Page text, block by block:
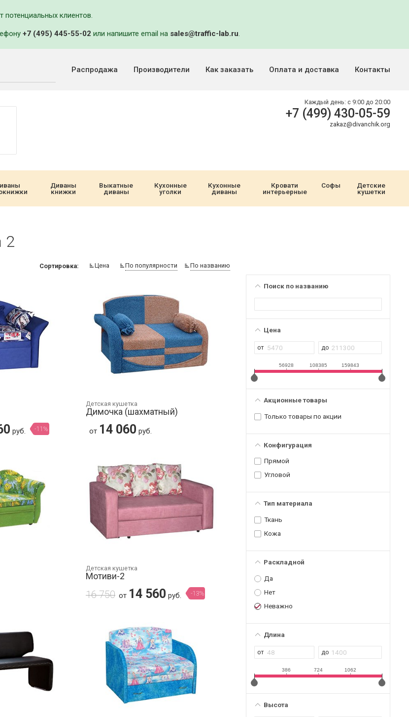
клиентов.
+7 (495) 445-55-02 или напишите email на sales@traffic-lab.ru.
Распродажа Производители Как заказать Оплата и доставка Контакты
Каждый день: с 9:00 до 20:00
+7 (499) 430-05-59
zakaz@divanchik.org
Диваны
книжки
Выкатные
диваны
Кухонные
уголки
Кухонные
диваны
Кровати
интерьерные
Софы
Детские
кушетки
2
Поиск по названию
Цена
56928 108385 159843
Акционные товары
Только товары по акции
Конфигурация
Прямой
Угловой
Тип материала
Ткань
Кожа
Раскладной
Да
Нет
Неважно
Длина
386 724 1062
Высота
Сортировка: Цена По популярности По названию
руб. -11%
Детская кушетка
Димочка (шахматный)
от 14 060 руб.
Детская кушетка
Мотиви-2
16 750 от 14 560 руб. -13%